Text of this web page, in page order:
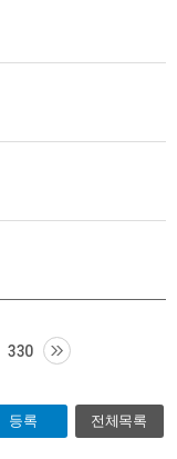
330
등록 전체목록